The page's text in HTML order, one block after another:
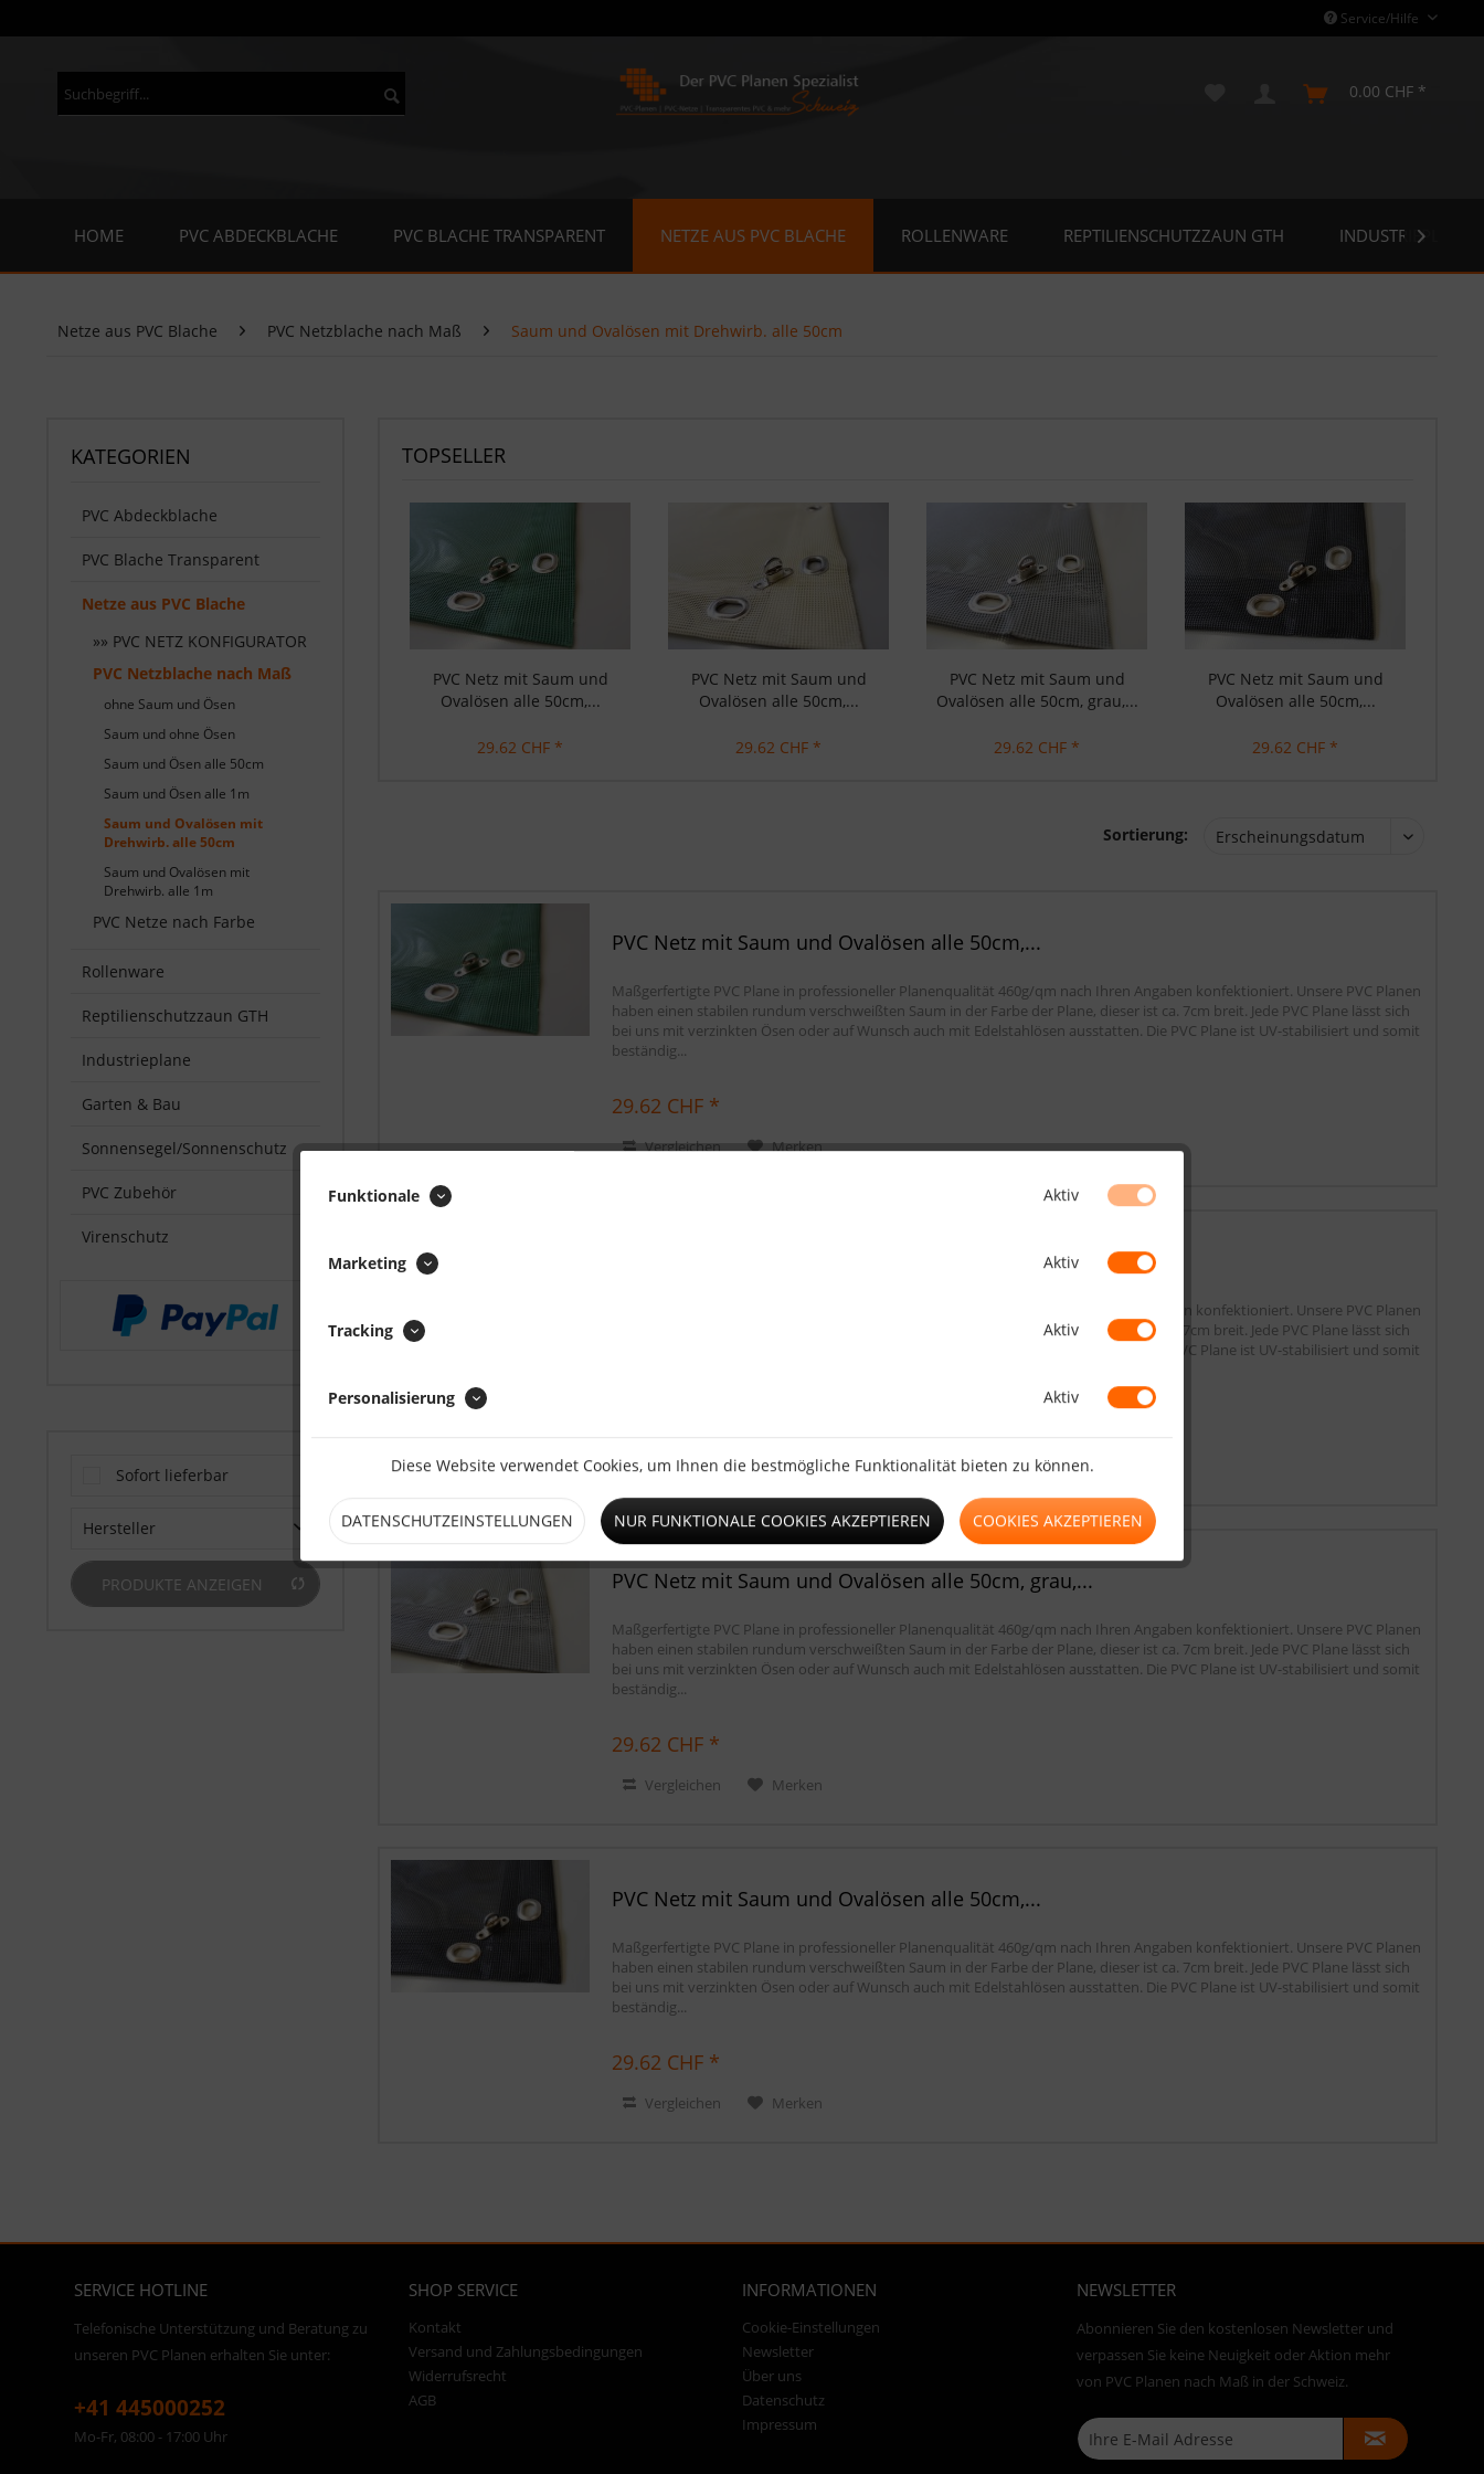
Service/Hilfe
0.00 CHF *
HOME PVC ABDECKBLACHE PVC BLACHE TRANSPARENT NETZE AUS PVC BLACHE ROLLENWARE REPTILIENSCHUTZZAUN GTH INDUSTRIEPLANE

Netze aus PVC Blache PVC Netzblache nach Maß Saum und Ovalösen mit Drehwirb. alle 50cm
KATEGORIEN
PVC Abdeckblache
PVC Blache Transparent
Netze aus PVC Blache
»» PVC NETZ KONFIGURATOR
PVC Netzblache nach Maß
ohne Saum und Ösen
Saum und ohne Ösen
Saum und Ösen alle 50cm
Saum und Ösen alle 1m
Saum und Ovalösen mit
Drehwirb. alle 50cm
Saum und Ovalösen mit
Drehwirb. alle 1m
PVC Netze nach Farbe
Rollenware
Reptilienschutzzaun GTH
Industrieplane
Garten & Bau
Sonnensegel/Sonnenschutz
PVC Zubehör
Virenschutz
Sofort lieferbar
Hersteller
H.E.L.P. Technische Planenkonfektions GmbH
PRODUKTE ANZEIGEN
TOPSELLER
PVC Netz mit Saum und
Ovalösen alle 50cm,...
29.62 CHF *
PVC Netz mit Saum und
Ovalösen alle 50cm,...
29.62 CHF *
PVC Netz mit Saum und
Ovalösen alle 50cm, grau,...
29.62 CHF *
PVC Netz mit Saum und
Ovalösen alle 50cm,...
29.62 CHF *
Sortierung:
PVC Netz mit Saum und Ovalösen alle 50cm,...
Maßgerfertigte PVC Plane in professioneller Planenqualität 460g/qm nach Ihren Angaben konfektioniert. Unsere PVC Planen
haben einen stabilen rundum verschweißten Saum in der Farbe der Plane, dieser ist ca. 7cm breit. Jede PVC Plane lässt sich
bei uns mit verzinkten Ösen oder auf Wunsch auch mit Edelstahlösen ausstatten. Die PVC Plane ist UV-stabilisiert und somit
beständig...
29.62 CHF *
Vergleichen Merken
Maßgerfertigte PVC Plane in professioneller Planenqualität 460g/qm nach Ihren Angaben konfektioniert. Unsere PVC Planen
haben einen stabilen rundum verschweißten Saum in der Farbe der Plane, dieser ist ca. 7cm breit. Jede PVC Plane lässt sich
bei uns mit verzinkten Ösen oder auf Wunsch auch mit Edelstahlösen ausstatten. Die PVC Plane ist UV-stabilisiert und somit
Vergleichen Merken
PVC Netz mit Saum und Ovalösen alle 50cm, grau,...
Maßgerfertigte PVC Plane in professioneller Planenqualität 460g/qm nach Ihren Angaben konfektioniert. Unsere PVC Planen
haben einen stabilen rundum verschweißten Saum in der Farbe der Plane, dieser ist ca. 7cm breit. Jede PVC Plane lässt sich
bei uns mit verzinkten Ösen oder auf Wunsch auch mit Edelstahlösen ausstatten. Die PVC Plane ist UV-stabilisiert und somit
beständig...
29.62 CHF *
Vergleichen Merken
PVC Netz mit Saum und Ovalösen alle 50cm,...
Maßgerfertigte PVC Plane in professioneller Planenqualität 460g/qm nach Ihren Angaben konfektioniert. Unsere PVC Planen
haben einen stabilen rundum verschweißten Saum in der Farbe der Plane, dieser ist ca. 7cm breit. Jede PVC Plane lässt sich
bei uns mit verzinkten Ösen oder auf Wunsch auch mit Edelstahlösen ausstatten. Die PVC Plane ist UV-stabilisiert und somit
beständig...
29.62 CHF *
Vergleichen Merken
SERVICE HOTLINE
Telefonische Unterstützung und Beratung zu
unseren PVC Planen erhalten Sie unter:
+41 445000252
Mo-Fr, 08:00 - 17:00 Uhr
SHOP SERVICE
Kontakt
Versand und Zahlungsbedingungen
Widerrufsrecht
AGB
INFORMATIONEN
Cookie-Einstellungen
Newsletter
Über uns
Datenschutz
Impressum
NEWSLETTER
Abonnieren Sie den kostenlosen Newsletter und
verpassen Sie keine Neuigkeit oder Aktion mehr
von PVC Planen nach Maß in der Schweiz.
Funktionale Aktiv
Marketing Aktiv
Tracking Aktiv
Personalisierung Aktiv
Diese Website verwendet Cookies, um Ihnen die bestmögliche Funktionalität bieten zu können.
DATENSCHUTZEINSTELLUNGEN NUR FUNKTIONALE COOKIES AKZEPTIEREN COOKIES AKZEPTIEREN